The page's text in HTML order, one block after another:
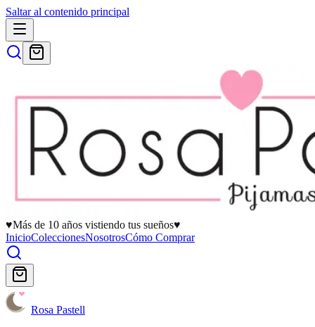
Saltar al contenido principal
♥Más de 10 años vistiendo tus sueños♥
InicioColeccionesNosotrosCómo Comprar
Rosa Pastell